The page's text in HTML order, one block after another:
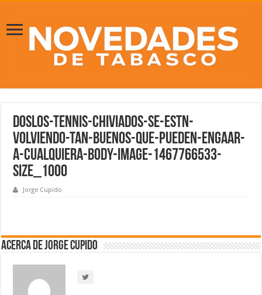
doslos-tennis-chiviados-se-estn-
volviendo-tan-buenos-que-pueden-engaar-
a-cualquiera-body-image-1467766533-
size_1000
Jorge Cupido
Acerca de Jorge Cupido